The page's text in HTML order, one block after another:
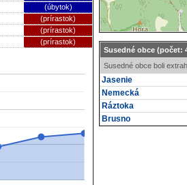
(úbytok)
(prírastok)
(prírastok)
(prírastok)
Susedné obce (počet:
Susedné obce boli
Jasenie
Nemecká
Ráztoka
Brusno